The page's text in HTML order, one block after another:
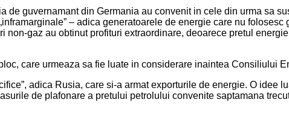
guvernamant din Germania au convenit in cele din urma sa
– adica generatoarele de energie care nu
gaz au obtinut profituri extraordinare, deoarece pretul
care urmeaza sa fie luate in considerare inaintea Consiliului
adica Rusia, care si-a armat exporturile de energie. O idee
de plafonare a pretului petrolului convenite saptamana